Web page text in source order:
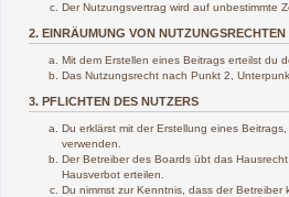
Der Nutzungsvertrag wird auf unbestimmte
2. EINRÄUMUNG VON NUTZUNGSRECHTEN
Mit dem Erstellen eines Beitrags erteilst du
Das Nutzungsrecht nach Punkt 2,
3. PFLICHTEN DES NUTZERS
Du erklärst mit der Erstellung eines
verwenden.
Der Betreiber des Boards übt das
Hausverbot erteilen.
Du nimmst zur Kenntnis, dass der